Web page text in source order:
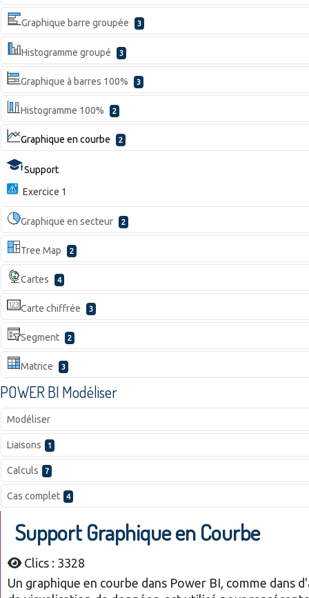
Graphique barre groupée 3
Histogramme groupé 3
Graphique à barres 100% 3
Histogramme 100% 2
Graphique en courbe 2
Support
Exercice 1
Graphique en secteur 2
Tree Map 2
Cartes 4
Carte chiffrée 3
Segment 2
Matrice 3
POWER BI Modéliser
Modéliser
Liaisons 1
Calculs 7
Cas complet 4
Support Graphique en Courbe
Clics : 3328
Un graphique en courbe dans Power BI, comme dans